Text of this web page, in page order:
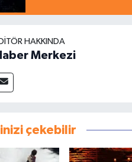
HAKKINDA
Merkezi
çekebilir